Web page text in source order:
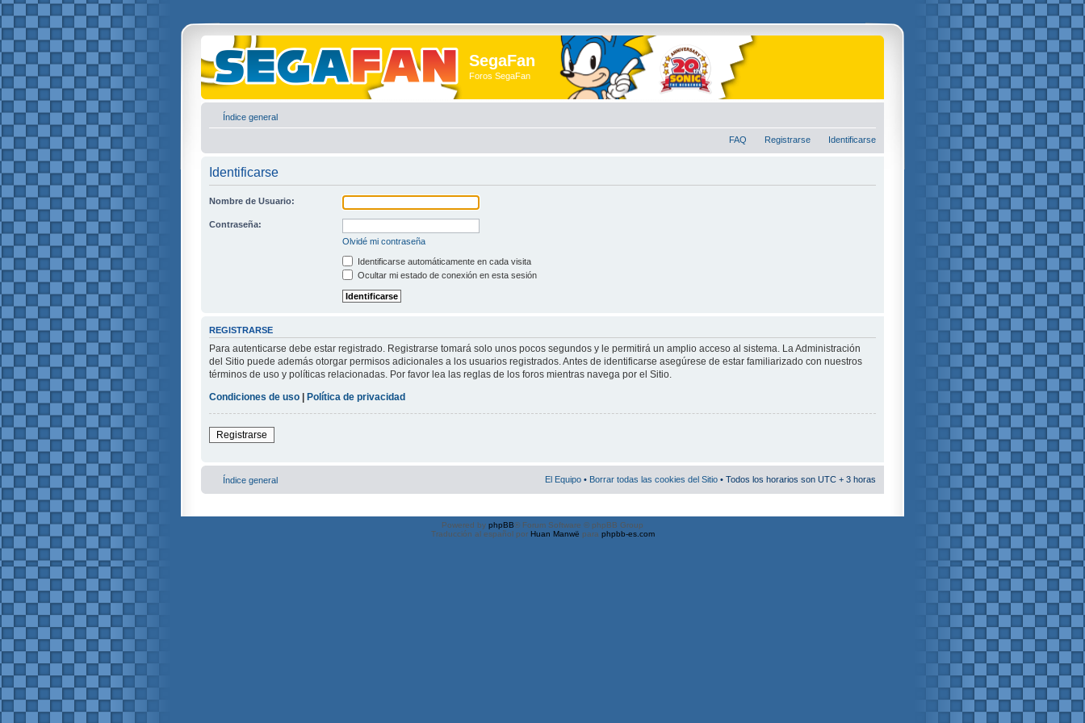
SegaFan
Foros SegaFan
Índice general
FAQ Registrarse Identificarse
Identificarse
Nombre de Usuario:
Contraseña:
Olvidé mi contraseña
Identificarse automáticamente en cada visita
Ocultar mi estado de conexión en esta sesión
REGISTRARSE
Para autenticarse debe estar registrado. Registrarse tomará solo unos pocos segundos y le permitirá un amplio acceso al sistema. La Administración
del Sitio puede además otorgar permisos adicionales a los usuarios registrados. Antes de identificarse asegúrese de estar familiarizado con nuestros
términos de uso y políticas relacionadas. Por favor lea las reglas de los foros mientras navega por el Sitio.
Condiciones de uso
Política de privacidad
Registrarse
Índice general El Equipo • Borrar todas las cookies del Sitio • Todos los horarios son UTC + 3 horas
Powered by phpBB® Forum Software © phpBB Group
Traducción al español por Huan Manwë para phpbb-es.com